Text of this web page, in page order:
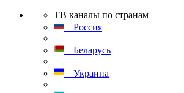
ТВ каналы по странам
Россия
Беларусь
Украина